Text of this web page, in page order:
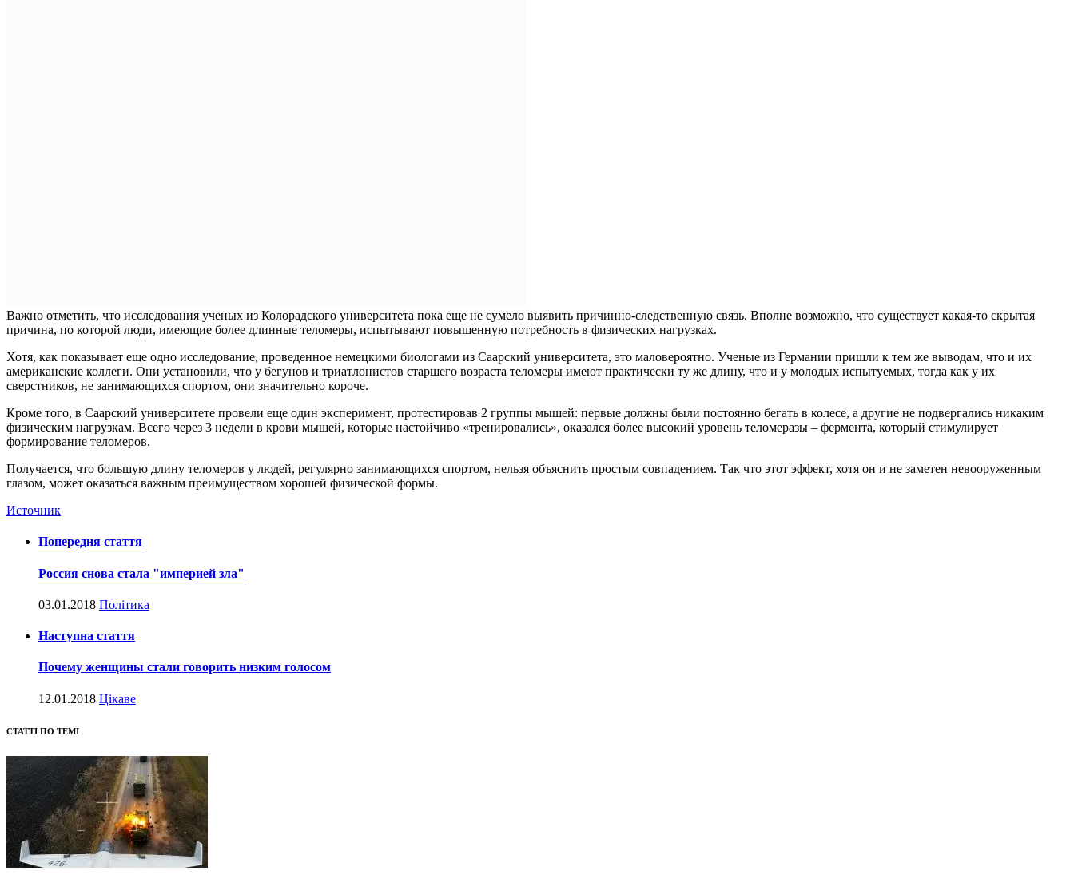
Важно отметить, что исследования ученых из Колорадского университета пока еще не сумело выявить причинно-следственную связь. Вполне возможно, что существует какая-то скрытая
причина, по которой люди, имеющие более длинные теломеры, испытывают повышенную потребность в физических нагрузках.
Хотя, как показывает еще одно исследование, проведенное немецкими биологами из Саарский университета, это маловероятно. Ученые из Германии пришли к тем же выводам, что и их
американские коллеги. Они установили, что у бегунов и триатлонистов старшего возраста теломеры имеют практически ту же длину, что и у молодых испытуемых, тогда как у их
сверстников, не занимающихся спортом, они значительно короче.
Кроме того, в Саарский университете провели еще один эксперимент, протестировав 2 группы мышей: первые должны были постоянно бегать в колесе, а другие не подвергались никаким
физическим нагрузкам. Всего через 3 недели в крови мышей, которые настойчиво «тренировались», оказался более высокий уровень теломеразы – фермента, который стимулирует
формирование теломеров.
Получается, что большую длину теломеров у людей, регулярно занимающихся спортом, нельзя объяснить простым совпадением. Так что этот эффект, хотя он и не заметен невооруженным
глазом, может оказаться важным преимуществом хорошей физической формы.
Источник
Попередня стаття
Россия снова стала "империей зла"
03.01.2018 Політика
Наступна стаття
Почему женщины стали говорить низким голосом
12.01.2018 Цікаве
СТАТТІ ПО ТЕМІ